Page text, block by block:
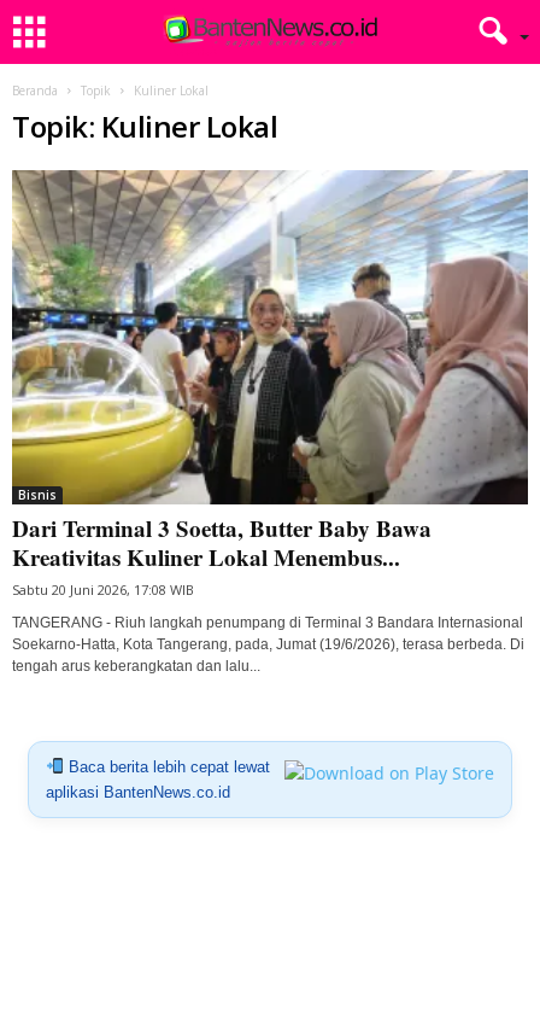
Beranda Topik Kuliner Lokal
Topik: Kuliner Lokal
Bisnis
Dari Terminal 3 Soetta, Butter Baby Bawa
Kreativitas Kuliner Lokal Menembus...
Sabtu 20 Juni 2026, 17:08 WIB
TANGERANG - Riuh langkah penumpang di Terminal 3 Bandara Internasional
Soekarno-Hatta, Kota Tangerang, pada, Jumat (19/6/2026), terasa berbeda. Di
tengah arus keberangkatan dan lalu...
Baca berita lebih cepat lewat
aplikasi BantenNews.co.id